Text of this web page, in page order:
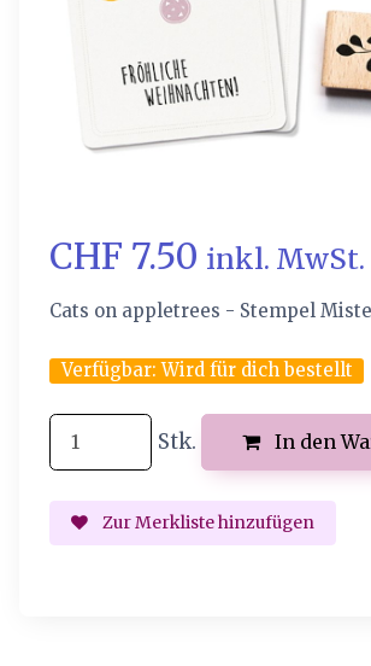
CHF 7.50 inkl. MwSt.
Cats on appletrees - Stempel
Verfügbar:Wird für dich bestellt
Stk. In den
Zur Merkliste hinzufügen